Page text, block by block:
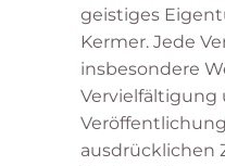
geistiges
Kermer. Jede
insbesondere
Vervielfältigung
ausdrücklichen